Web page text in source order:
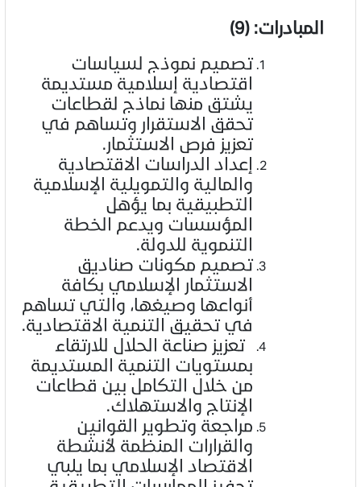
المبادرات: (9)
تصميم نموذج لسياسات
اقتصادية إسلامية مستديمة
يشتق منها نماذج لقطاعات
تحقق الاستقرار وتساهم في
تعزيز فرص الاستثمار.
إعداد الدراسات الاقتصادية
والمالية والتمويلية الإسلامية
التطبيقية بما يؤهل
المؤسسات ويدعم الخطة
التنموية للدولة.
تصميم مكونات صناديق
الاستثمار الإسلامي بكافة
أنواعها وصيغها، والتي تساهم
في تحقيق التنمية الاقتصادية.
تعزيز صناعة الحلال للارتقاء
بمستويات التنمية المستديمة
من خلال التكامل بين قطاعات
الإنتاج والاستهلاك.
مراجعة وتطوير القوانين
والقرارات المنظمة لأنشطة
الاقتصاد الإسلامي بما يلبي